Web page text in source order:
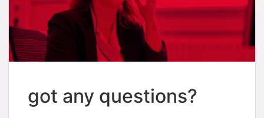
got any questions?